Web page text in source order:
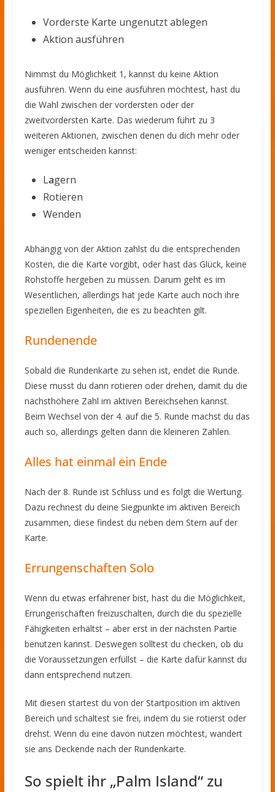
Vorderste Karte ungenutzt ablegen
Aktion ausführen
Nimmst du Möglichkeit 1, kannst du keine Aktion
ausführen. Wenn du eine ausführen möchtest, hast du
die Wahl zwischen der vordersten oder der
zweitvordersten Karte. Das wiederum führt zu 3
weiteren Aktionen, zwischen denen du dich mehr oder
weniger entscheiden kannst:
Lagern
Rotieren
Wenden
Abhängig von der Aktion zahlst du die entsprechenden
Kosten, die die Karte vorgibt, oder hast das Glück, keine
Rohstoffe hergeben zu müssen. Darum geht es im
Wesentlichen, allerdings hat jede Karte auch noch ihre
speziellen Eigenheiten, die es zu beachten gilt.
Rundenende
Sobald die Rundenkarte zu sehen ist, endet die Runde.
Diese musst du dann rotieren oder drehen, damit du die
nächsthöhere Zahl im aktiven Bereichsehen kannst.
Beim Wechsel von der 4. auf die 5. Runde machst du das
auch so, allerdings gelten dann die kleineren Zahlen.
Alles hat einmal ein Ende
Nach der 8. Runde ist Schluss und es folgt die Wertung.
Dazu rechnest du deine Siegpunkte im aktiven Bereich
zusammen, diese findest du neben dem Stern auf der
Karte.
Errungenschaften Solo
Wenn du etwas erfahrener bist, hast du die Möglichkeit,
Errungenschaften freizuschalten, durch die du spezielle
Fähigkeiten erhältst – aber erst in der nächsten Partie
benutzen kannst. Deswegen solltest du checken, ob du
die Voraussetzungen erfüllst – die Karte dafür kannst du
dann entsprechend nutzen.
Mit diesen startest du von der Startposition im aktiven
Bereich und schaltest sie frei, indem du sie rotierst oder
drehst. Wenn du eine davon nutzen möchtest, wandert
sie ans Deckende nach der Rundenkarte.
So spielt ihr „Palm Island“ zu